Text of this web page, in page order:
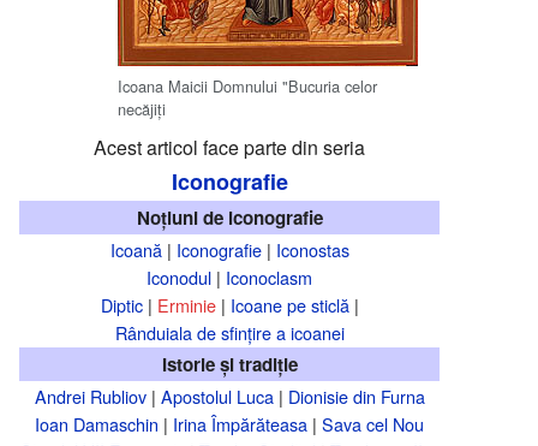
Icoana Maicii Domnului "Bucuria celor
necăjiţi
Acest articol face parte din seria
Iconografie
Noțiuni de iconografie
Icoană| Iconografie| Iconostas
Iconodul | Iconoclasm
Diptic| Erminie| Icoane pe sticlă|
Rânduiala de sfințire a icoanei
Istorie și tradiție
Andrei Rubliov| Apostolul Luca| Dionisie din Furna
Ioan Damaschin | Irina Împărăteasa | Sava cel Nou